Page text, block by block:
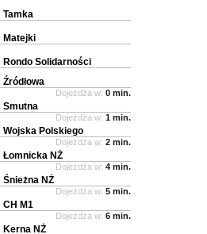
Tamka
Matejki
Rondo Solidarności
Źródłowa
Dojeżdża w: 0 min.
Smutna
Dojeżdża w: 1 min.
Wojska Polskiego
Dojeżdża w: 2 min.
Łomnicka NŻ
Dojeżdża w: 4 min.
Śnieżna NŻ
Dojeżdża w: 5 min.
CH M1
Dojeżdża w: 6 min.
Kerna NŻ